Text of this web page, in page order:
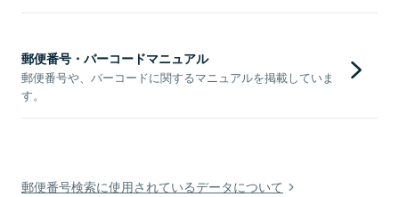
郵便番号・バーコードマニュアル
郵便番号や、バーコードに関するマニュアルを掲載していま
す。
郵便番号検索に使用されているデータについて